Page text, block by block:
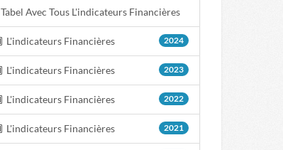
Tabel Avec Tous L'indicateurs Financières
L'indicateurs Financières 2024
L'indicateurs Financières 2023
L'indicateurs Financières 2022
L'indicateurs Financières 2021